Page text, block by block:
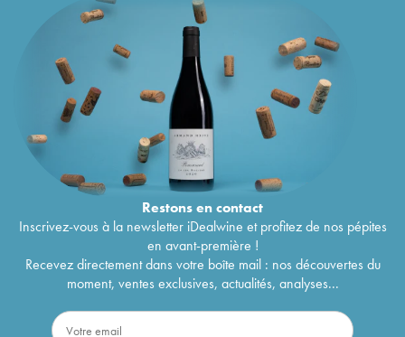
Restons encontact
Inscrivez-vous à la newsletter iDealwine et profitez de nos pépites
en avant-première !
Recevez directement dans votre boîte mail : nos découvertes du
moment, ventes exclusives, actualités, analyses...